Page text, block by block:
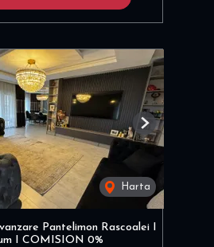
Harta
Next
Pantelimon Rascoalei I
I COMISION 0%